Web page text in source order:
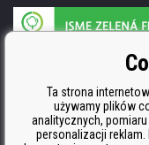
Producent wkładów
ISO 9001, ISO 14001 i
Ta strona
używamy plików
analitycznych,
personalizacji